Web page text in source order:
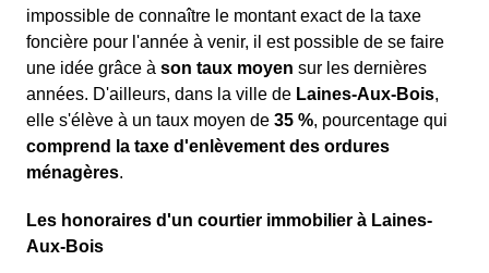
impossible de connaître le montant exact de la taxe
foncière pour l'année à venir, il est possible de se faire
une idée grâce à son taux moyen sur les dernières
années. D'ailleurs, dans la ville de Laines-Aux-Bois,
elle s'élève à un taux moyen de 35 %, pourcentage qui
comprend la taxe d'enlèvement des ordures
ménagères.
Les honoraires d'un courtier immobilier à Laines-
Aux-Bois